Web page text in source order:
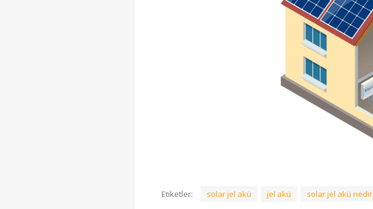
Etiketler: solar jel akü jel akü solar jel akü nedir